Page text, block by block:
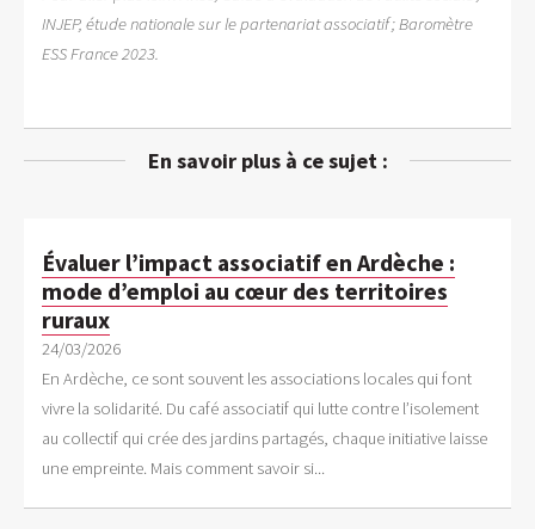
INJEP, étude nationale sur le partenariat associatif ; Baromètre
ESS France 2023.
En savoir plus à ce sujet :
Évaluer l’impact associatif en Ardèche :
mode d’emploi au cœur des territoires
ruraux
24/03/2026
En Ardèche, ce sont souvent les associations locales qui font
vivre la solidarité. Du café associatif qui lutte contre l’isolement
au collectif qui crée des jardins partagés, chaque initiative laisse
une empreinte. Mais comment savoir si...